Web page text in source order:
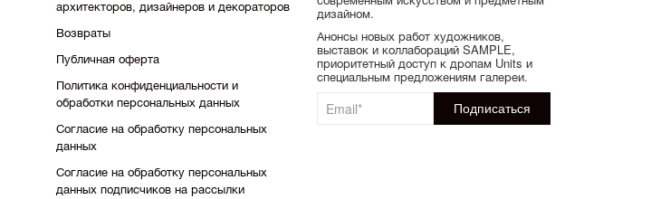
архитекторов, дизайнеров и декораторов
Возвраты
Публичная оферта
Политика конфиденциальности и
обработки персональных данных
Согласие на обработку персональных
данных
Согласие на обработку персональных
данных подписчиков на рассылки
дизайном.
Анонсы новых работ художников,
выставок и коллабораций SAMPLE,
приоритетный доступ к дропам Units и
специальным предложениям галереи.